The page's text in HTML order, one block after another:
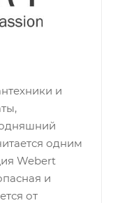
и
одним
Webert
и
от